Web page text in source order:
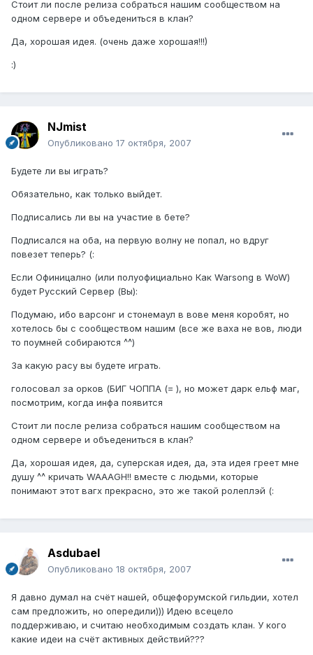
Стоит ли после релиза собраться нашим сообществом на
одном сервере и объедениться в клан?
Да, хорошая идея. (очень даже хорошая!!!)
:)
NJmist
Опубликовано 17 октября, 2007
Будете ли вы играть?
Обязательно, как только выйдет.
Подписались ли вы на участие в бете?
Подписался на оба, на первую волну не попал, но вдруг
повезет теперь? (:
Если Офиницално (или полуофициально Как Warsong в WoW)
будет Русский Сервер (Вы):
Подумаю, ибо варсонг и стонемаул в вове меня коробят, но
хотелось бы с сообществом нашим (все же ваха не вов, люди
то поумней собираются ^^)
За какую расу вы будете играть.
голосовал за орков (БИГ ЧОППА (= ), но может дарк ельф маг,
посмотрим, когда инфа появится
Стоит ли после релиза собраться нашим сообществом на
одном сервере и объедениться в клан?
Да, хорошая идея, да, суперская идея, да, эта идея греет мне
душу ^^ кричать WAAAGH!! вместе с людьми, которые
понимают этот вагх прекрасно, это же такой ролеплэй (:
Asdubael
Опубликовано 18 октября, 2007
Я давно думал на счёт нашей, общефорумской гильдии, хотел
сам предложить, но опередили))) Идею всецело
поддерживаю, и считаю необходимым создать клан. У кого
какие идеи на счёт активных действий???